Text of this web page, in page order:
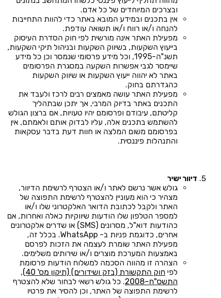
ובצרכים המיוחדים של כל אדם.
אין בתכנים ובמידע המובא באתר כדי להוות התחייבות
להנחה ו/או רווח ו/או תשואה עודפת.
מפעילת האתר אינה מורשית לפי חוק הסדרת העיסוק
בייעוץ השקעות, בשיווק השקעות ובניהול תיקי השקעות,
תשנ"ה-1995, וכל מידע פרסומי שנמסר וכן כל מידע
שיימסר לגבי אפשרות השקעה במסגרת הפרסומים
באתר לא יהווה ייעוץ השקעות או שיווק השקעות
כהגדרתם בחוק.
מפעילת האתר עושה מאמצים רבים לרכז ולעבד את
התכנים באתר בדיוק המרבי, אך יתכן שבתהליך
קליטתם, עיבודם ופרסומם יהיו טעויות, אם ברצון הגולש
להשתמש בתכנים אלה, עליו לבדוק אותם ולאמתם, אין
בפרסומם משום המלצה או חוות דעת בדבר עסקאות
והתנהלות פיננסית.
דיוור ישיר
גולש אשר נרשם לאתר ו/או הצטרף לרשימת הדיוור,
מצהיר כי הוא מעוניין להצטרף לרשימת התפוצה של
האתר ולקבל לכתובת הדואר האלקטרוני שלו ו/או
למספר הטלפון שלו הודעות שיווקיות כאלה ואחרות, אם
כהודעות דוא"ל, מסרונים (SMS) או שדרים אלקטרונים
אחרים, כדוגמת פניות ב- WhatsApp. בכלל זה,
מפעילת האתר שומרת לעצמה את הזכות לפרסם
באמצעות המערכת מוצרים ו/או שירותים משלימים.
הצהרה זו מהווה הסכמה למשלוח הודעות פרסומת
לפי
חוק התקשורת (בזק ושידורים) (תיקון מס' 40),
התשס"ח–2008
. כל גולש רשאי לבחור שלא להצטרף
לרשימת התפוצה של האתר, וכן להסיר את פרטיו